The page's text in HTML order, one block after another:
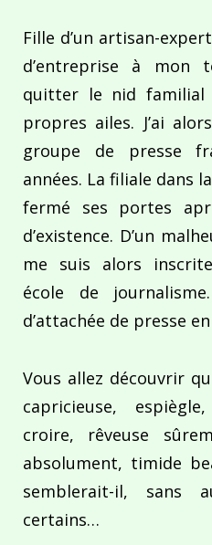
Fille d’un artisan-
d’entreprise à mon
quitter le nid familial
propres ailes. J’ai
groupe de presse
années. La filiale dans
fermé ses portes
d’existence. D’un
me suis alors
école de
d’attachée de presse
Vous allez découvrir
capricieuse,
croire, rêveuse
absolument, timide
semblerait-il, sans
certains…